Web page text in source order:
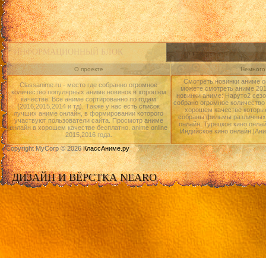
ИНФОРМАЦИОННЫЙ БЛОК
О проекте
Classanime.ru - место где собранно огромное
количество популярных аниме новинок в хорошем
качестве. Все аниме сортированно по годам
(2016,2015,2014 и тд). Также у нас есть список
лучших аниме онлайн, в формировании которого
участвуют пользователи сайта. Просмотр аниме
онлайн в хорошем качестве бесплатно. anime online
2015,2016 года.
Смотреть новинки аниме
можете смотреть аниме
новинки аниме: Наруто2
собрано огромное
хорошем качестве
собраны фильмы различных
онлайн, Турецкое кино
Индийское кино
Copyright MyCorp © 2026КлассАниме.ру
ДИЗАЙН И ВЁРСТКА NEARO